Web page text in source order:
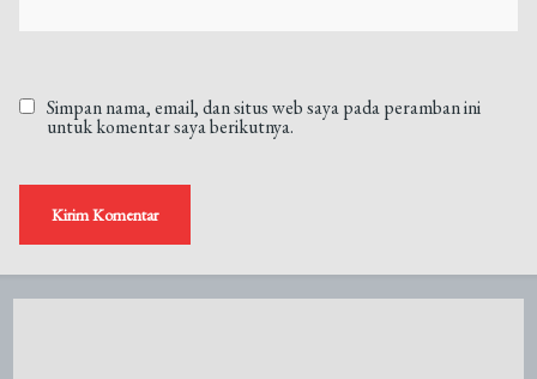
Simpan nama, email, dan situs web saya pada peramban ini
untuk komentar saya berikutnya.